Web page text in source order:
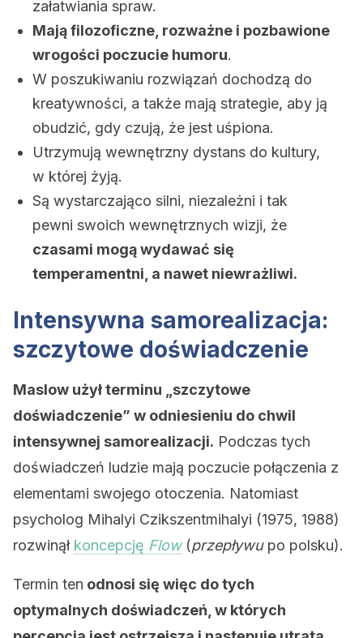
załatwiania spraw.
Mają filozoficzne, rozważne i pozbawione
wrogości poczucie humoru.
W poszukiwaniu rozwiązań dochodzą do
kreatywności, a także mają strategie, aby ją
obudzić, gdy czują, że jest uśpiona.
Utrzymują wewnętrzny dystans do kultury,
w której żyją.
Są wystarczająco silni, niezależni i tak
pewni swoich wewnętrznych wizji, że
czasami mogą wydawać się
temperamentni, a nawet niewrażliwi.
Intensywna samorealizacja:
szczytowe doświadczenie
Maslow użył terminu „szczytowe
doświadczenie” w odniesieniu do chwil
intensywnej samorealizacji. Podczas tych
doświadczeń ludzie mają poczucie połączenia z
elementami swojego otoczenia. Natomiast
psycholog Mihalyi Czikszentmihalyi (1975, 1988)
rozwinął koncepcję Flow(przepływupo polsku).
Termin ten odnosi się więc do tych
optymalnych doświadczeń, w których